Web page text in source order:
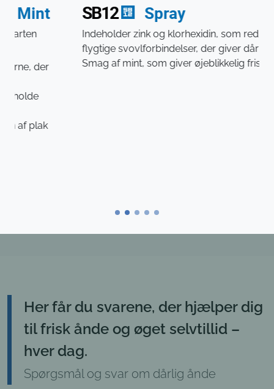
SB12 Spray
Indeholder zink og klorhexidin, som reducerer de
flygtige svovlforbindelser, der giver dårlig ånde
Smag af mint, som giver øjeblikkelig frisk mund
Her får du svarene, der hjælper dig
til frisk ånde og øget selvtillid –
hver dag.
Spørgsmål og svar om dårlig ånde